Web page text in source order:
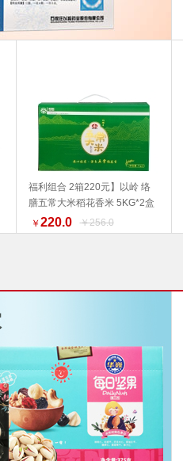
福利组合 2箱220元】以岭 络
膳五常大米稻花香米 5KG*2盒
产品新旧包装更替 以实物包装
为准 品质生活 福利产品 好物推
￥ 220.0 ￥256.0